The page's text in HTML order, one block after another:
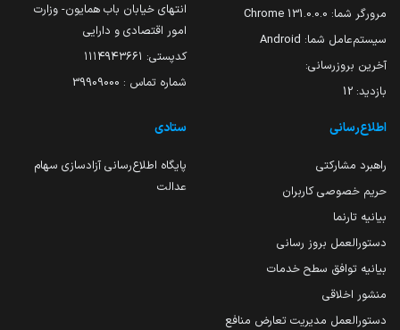
مرورگر شما: 131.0.0.0 Chrome
سیستم‌عامل شما: Android
آخرین بروزرسانی:
بازدید: 12
انتهای خیابان باب همایون- وزارت
امور اقتصادی و دارایی
کدپستی: ۱۱۱۴۹۴۳۶۶۱
شماره تماس : 39909000
اطلاع‌رسانی
راهبرد مشارکتی
حریم خصوصی کاربران
بیانیه تارنما
دستورالعمل بروز رسانی
بیانیه توافق سطح خدمات
منشور اخلاقی
دستورالعمل مدیریت تعارض منافع
ستادی
پایگاه اطلاع‌رسانی آزادسازی سهام
عدالت